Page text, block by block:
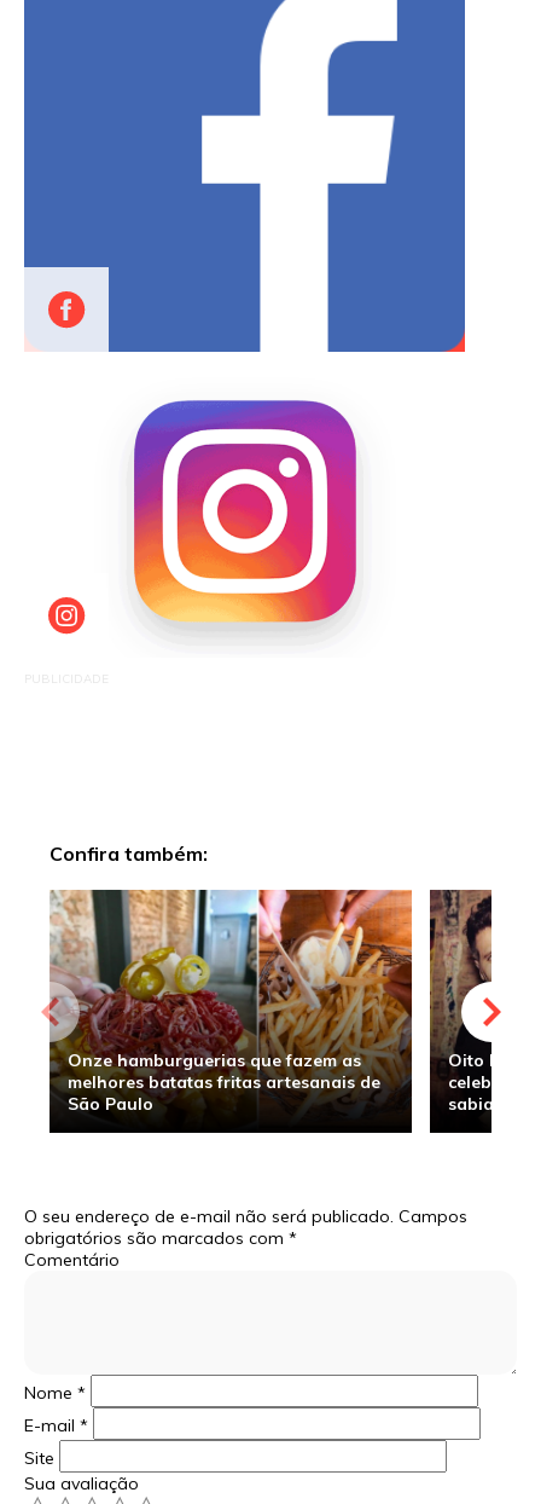
PUBLICIDADE
Confira também:
Onze hamburguerias que fazem as
melhores batatas fritas artesanais de
São Paulo
Oito
sabia
O seu endereço de e-mail não será publicado. Campos
obrigatórios são marcados com *
Comentário
Nome *
E-mail *
Site
Sua avaliação